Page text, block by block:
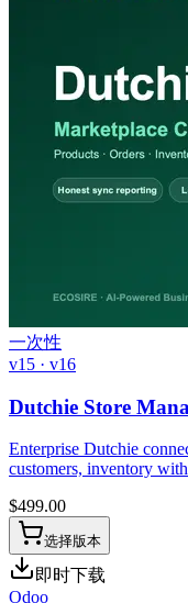
一次性
v15 · v16
Dutchie Store
Enterprise Dutchie
customers, inventory
$499.00
选择版本
即时下载
Odoo